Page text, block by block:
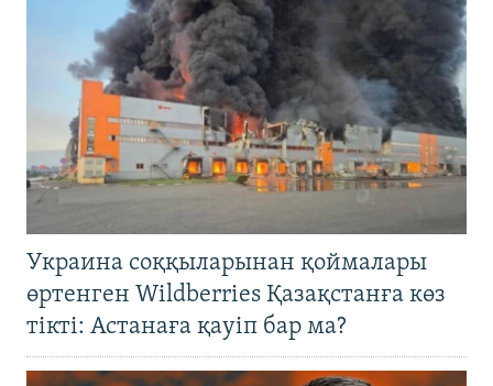
Украина соққыларынан қоймалары
өртенген Wildberries Қазақстанға көз
тікті: Астанаға қауіп бар ма?